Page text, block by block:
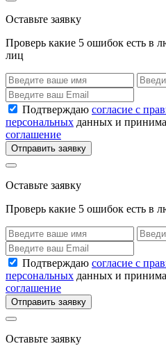
Оставьте заявку
Проверь какие 5 ошибок есть в
лиц
Подтверждаю согласие с
персональных данных и
соглашение
Отправить заявку
Оставьте заявку
Проверь какие 5 ошибок есть в
Подтверждаю согласие с
персональных данных и
соглашение
Отправить заявку
Оставьте заявку